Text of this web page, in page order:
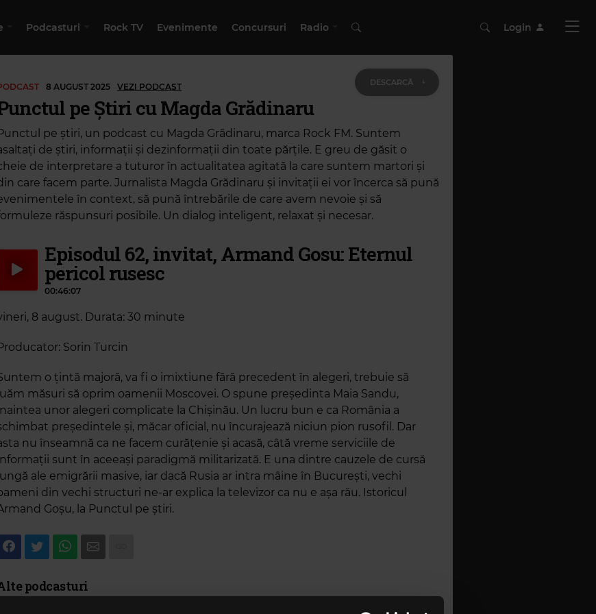
Podcasturi Rock TV Evenimente Concursuri Radio Login
8 AUGUST 2025 VEZI PODCAST
pe Știri cu Magda Grădinaru
pe știri, un podcast cu Magda Grădinaru, marca Rock FM. Suntem
de știri, informații și dezinformații din toate părțile. E greu de găsit o
de interpretare a tuturor în actualitatea agitată la care suntem martori și
care facem parte. Jurnalista Magda Grădinaru și invitații ei vor încerca să pună
în context, să pună întrebările de care avem nevoie și să
răspunsuri posibile. Un dialog inteligent, relaxat și necesar.
Episodul 62, invitat, Armand Gosu: Eternul
pericol rusesc
00:46:07
8 august. Durata: 30 minute
Sorin Turcin
o țintă majoră, va fi o imixtiune fără precedent în alegeri, trebuie să
luăm măsuri să oprim oamenii Moscovei. O spune președinta Maia Sandu,
unor alegeri complicate la Chișinău. Un lucru bun e ca România a
președintele și, măcar oficial, nu încurajează niciun pion rusofil. Dar
nu înseamnă ca ne facem curățenie și acasă, câtă vreme serviciile de
sunt în aceeași paradigmă militarizată. E una dintre cauzele de cursă
lungă ale emigrării masive, iar dacă Rusia ar intra mâine în București, vechi
din vechi structuri ne-ar explica la televizor ca nu e așa rău. Istoricul
Goşu, la Punctul pe știri.
DESCARCĂ
podcasturi